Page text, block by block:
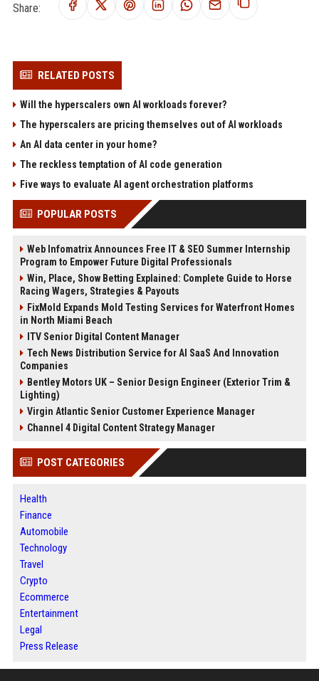
Share:
RELATED POSTS
Will the hyperscalers own AI workloads forever?
The hyperscalers are pricing themselves out of AI workloads
An AI data center in your home?
The reckless temptation of AI code generation
Five ways to evaluate AI agent orchestration platforms
POPULAR POSTS
Web Infomatrix Announces Free IT & SEO Summer Internship
Program to Empower Future Digital Professionals
Win, Place, Show Betting Explained: Complete Guide to Horse
Racing Wagers, Strategies & Payouts
FixMold Expands Mold Testing Services for Waterfront Homes
in North Miami Beach
ITV Senior Digital Content Manager
Tech News Distribution Service for AI SaaS And Innovation
Companies
Bentley Motors UK – Senior Design Engineer (Exterior Trim &
Lighting)
Virgin Atlantic Senior Customer Experience Manager
Channel 4 Digital Content Strategy Manager
POST CATEGORIES
Health
Finance
Automobile
Technology
Travel
Crypto
Ecommerce
Entertainment
Legal
Press Release